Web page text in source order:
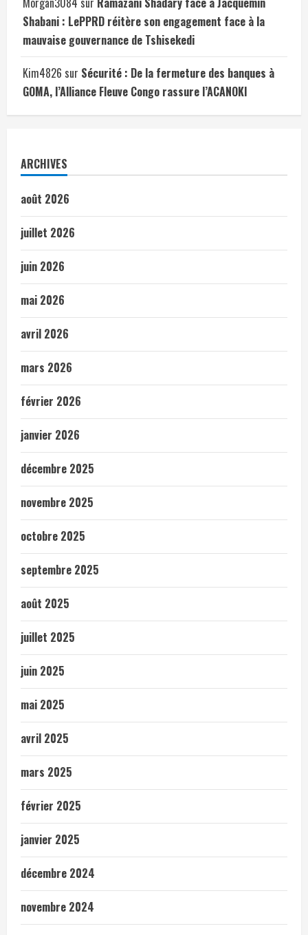
Shabani : LePPRD réitère son engagement face à la
mauvaise gouvernance de Tshisekedi
Kim4826 sur Sécurité : De la fermeture des banques à
GOMA, l’Alliance Fleuve Congo rassure l’ACANOKI
ARCHIVES
août 2026
juillet 2026
juin 2026
mai 2026
avril 2026
mars 2026
février 2026
janvier 2026
décembre 2025
novembre 2025
octobre 2025
septembre 2025
août 2025
juillet 2025
juin 2025
mai 2025
avril 2025
mars 2025
février 2025
janvier 2025
décembre 2024
novembre 2024